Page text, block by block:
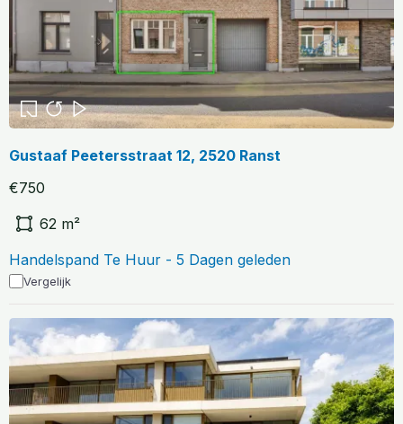
Gustaaf Peetersstraat 12, 2520 Ranst
€750
62 m²
Handelspand Te Huur - 5 Dagen geleden
Vergelijk